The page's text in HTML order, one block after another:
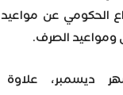
الحكومي عن
ومواعيد الصرف.
ديسمبر، علاوة